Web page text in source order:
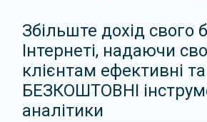
Збільште дохід свого
Інтернеті, надаючи
клієнтам ефективні та
БЕЗКОШТОВНІ
аналітики